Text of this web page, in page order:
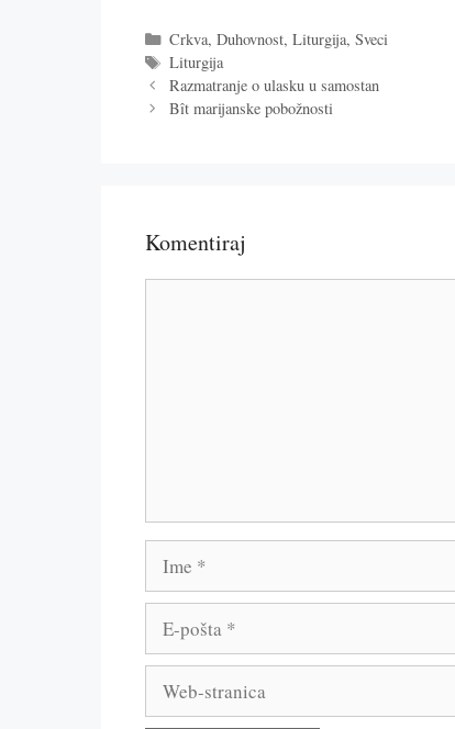
Kategorije
Crkva, Duhovnost, Liturgija, Sveci
Oznake
Liturgija
Razmatranje o ulasku u samostan
Bît marijanske pobožnosti
Komentiraj
pošta
stranica